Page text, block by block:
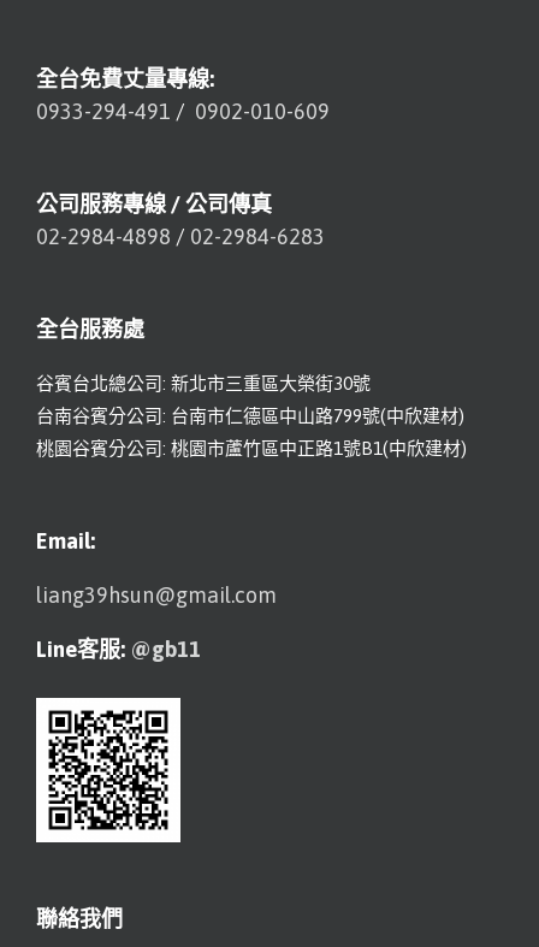
全台免費丈量專線:
0933-294-491 / 0902-010-609
公司服務專線 / 公司傳真
02-2984-4898 / 02-2984-6283
全台服務處
谷賓台北總公司: 新北市三重區大榮街30號
台南谷賓分公司: 台南市仁德區中山路799號(中欣建材)
桃園谷賓分公司: 桃園市蘆竹區中正路1號B1(中欣建材)
Email:
liang39hsun@gmail.com
Line客服: @gb11
聯絡我們